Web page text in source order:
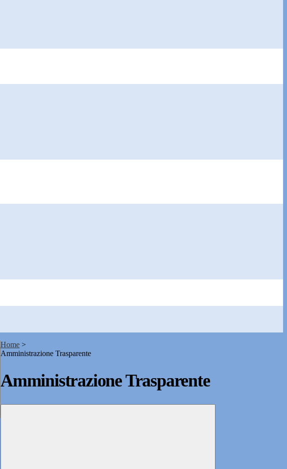
Home >
Amministrazione Trasparente
Amministrazione Trasparente